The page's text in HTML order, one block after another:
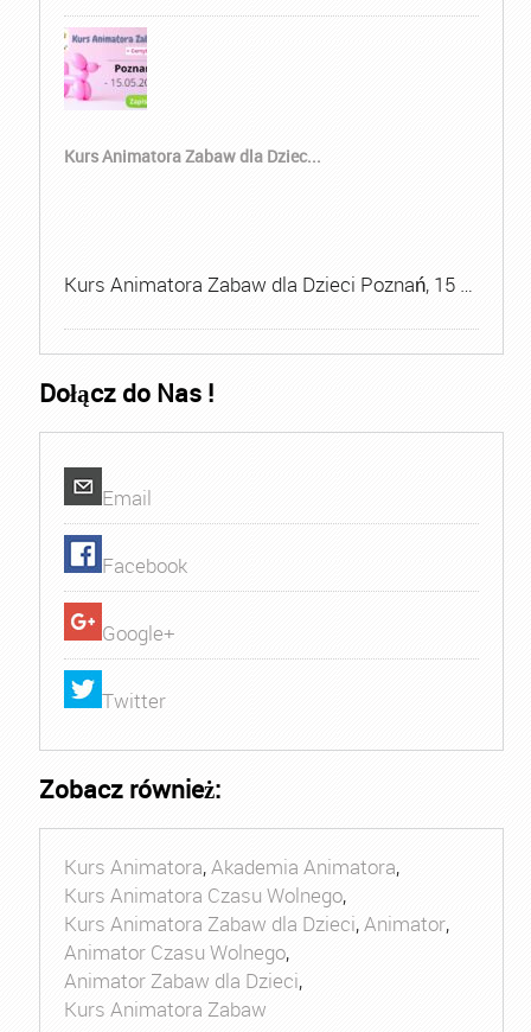
Kurs Animatora Zabaw dla Dziec...
Kurs Animatora Zabaw dla Dzieci Poznań, 15 …
Dołącz do Nas !
Email
Facebook
Google+
Twitter
Zobacz również:
Kurs Animatora,Akademia Animatora,
Kurs Animatora Czasu Wolnego,
Kurs Animatora Zabaw dla Dzieci,Animator,
Animator Czasu Wolnego,
Animator Zabaw dla Dzieci,
Kurs Animatora Zabaw